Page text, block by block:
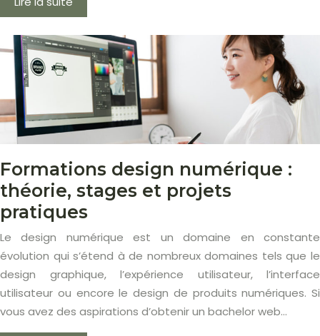
Formations design numérique :
théorie, stages et projets
pratiques
Le design numérique est un domaine en constante
évolution qui s’étend à de nombreux domaines tels que le
design graphique, l’expérience utilisateur, l’interface
utilisateur ou encore le design de produits numériques. Si
vous avez des aspirations d’obtenir un bachelor web…